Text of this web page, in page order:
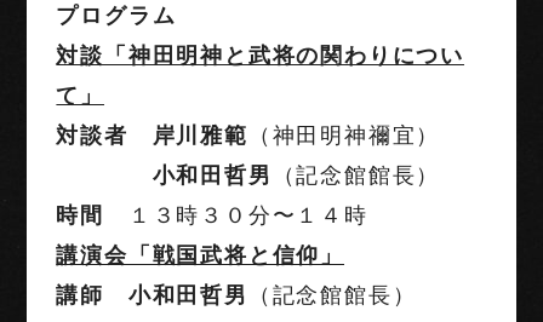
プログラム
対談「神田明神と武将の関わりについ
て」
対談者 岸川雅範 （神田明神禰宜）
小和田哲男
（記念館館長）
時間
１３時３０分〜１４時
講演会「戦国武将と信仰」
講師
小和田哲男
（記念館館長）